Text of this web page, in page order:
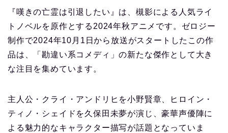
『嘆きの亡霊は引退したい』は、槻影による人気ライ
トノベルを原作とする2024年秋アニメです。ゼロジー
制作で2024年10月1日から放送がスタートしたこの作
品は、「勘違い系コメディ」の新たな傑作として大き
な注目を集めています。
主人公・クライ・アンドリヒを小野賢章、ヒロイン・
ティノ・シェイドを久保田未夢が演じ、豪華声優陣に
よる魅力的なキャラクター描写が話題となっていま